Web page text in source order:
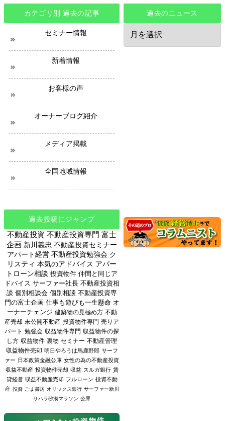
カテゴリ別 過去の記事
セミナー情報
新着情報
お客様の声
オーナーブログ紹介
メディア掲載
全国地域情報
過去のニュース
過
の
過去投稿にジャンプ
不動産投資 不動産投資専門 富士
企画 新川義忠 不動産投資セミナー
アパート経営 不動産投資勉強会 ク
リスティ 本気のアドバイス アパー
トローン相談 投資物件 仲間と同じア
ドバイス サーファー社長 不動産投資相
談 個別相談会 個別相談 不動産投資専
門の富士企画 仕事も遊びも一生懸命 オ
ーナーチェンジ 建築物の見極め方 不動
産売却 未公開不動産 投資物件専門 売りア
パート 勉強会 収益物件専門 収益物件の探
し方 収益物件 裏物 セミナー 不動産管理
収益物件売却 明日やろうは馬鹿野郎 サーフ
ァー 日本政策金融公庫 女性の為の不動産投資
収益不動産 投資物件売却 収益 スルガ銀行 賃
貸経営 収益不動産売却 フルローン 投資不動
産 投資 ごま書房 オリックス銀行 サーファー新川
サハラ砂漠マラソン 公庫